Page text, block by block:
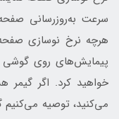
سرعت به‌روزرسانی
هرچه نرخ نوسازی
پیمایش‌های روی گوشی
خواهید کرد. اگر گیمر